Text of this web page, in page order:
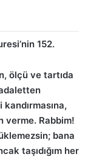
152.
ölçü ve tartıda
verme. Rabbim!
bana
taşıdığım her